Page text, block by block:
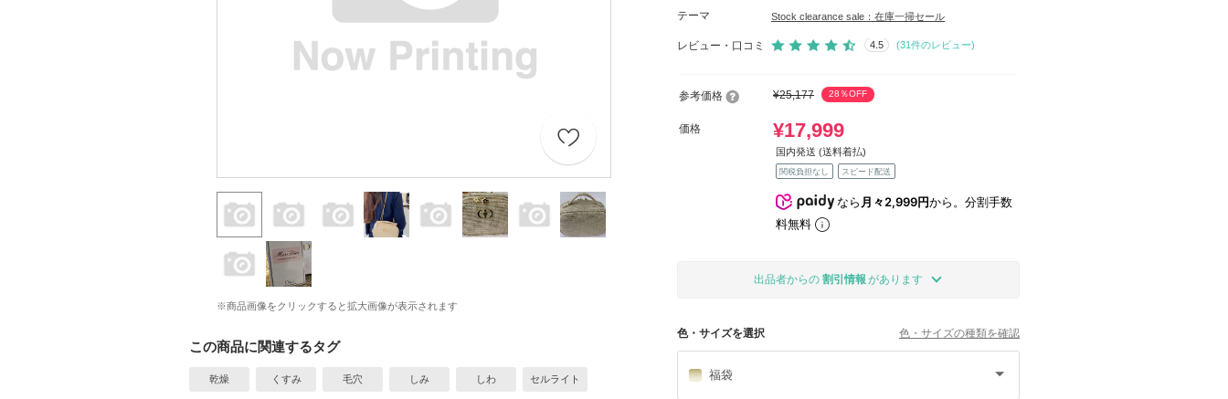
※商品画像をクリックすると拡大画像が表示されます
この商品に関連するタグ
乾燥 くすみ 毛穴 しみ しわ セルライト
テーマ Stock clearance sale：在庫一掃セール
レビュー・口コミ 4.5 (31件のレビュー)
参考価格 ¥25,177 28％OFF
価格 ¥17,999
国内発送 (送料着払)
関税負担なし スピード配送
なら月々2,999円から。分割手数
料無料
出品者からの 割引情報 があります
色・サイズを選択 色・サイズの種類を確認
福袋